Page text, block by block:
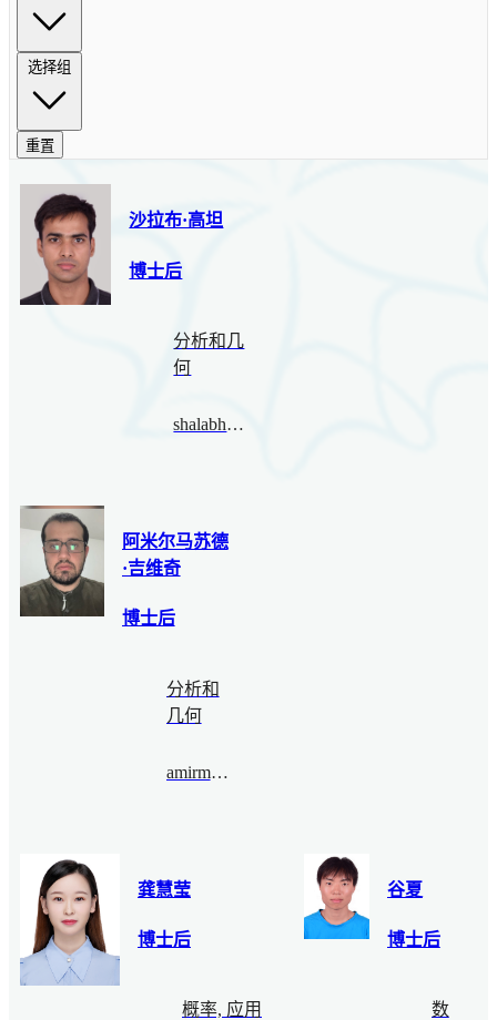
选择组
重置
沙拉布·高坦
博士后
分析和几
何
shalabhgautam@bimsa.cn
阿米尔马苏德
·吉维奇
博士后
分析和
几何
amirmasoud@bimsa.cn
龚慧莹
博士后
概率, 应用
谷夏
博士后
数